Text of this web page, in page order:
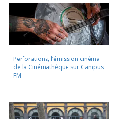
Perforations, l’émission cinéma
de la Cinémathèque sur Campus
FM